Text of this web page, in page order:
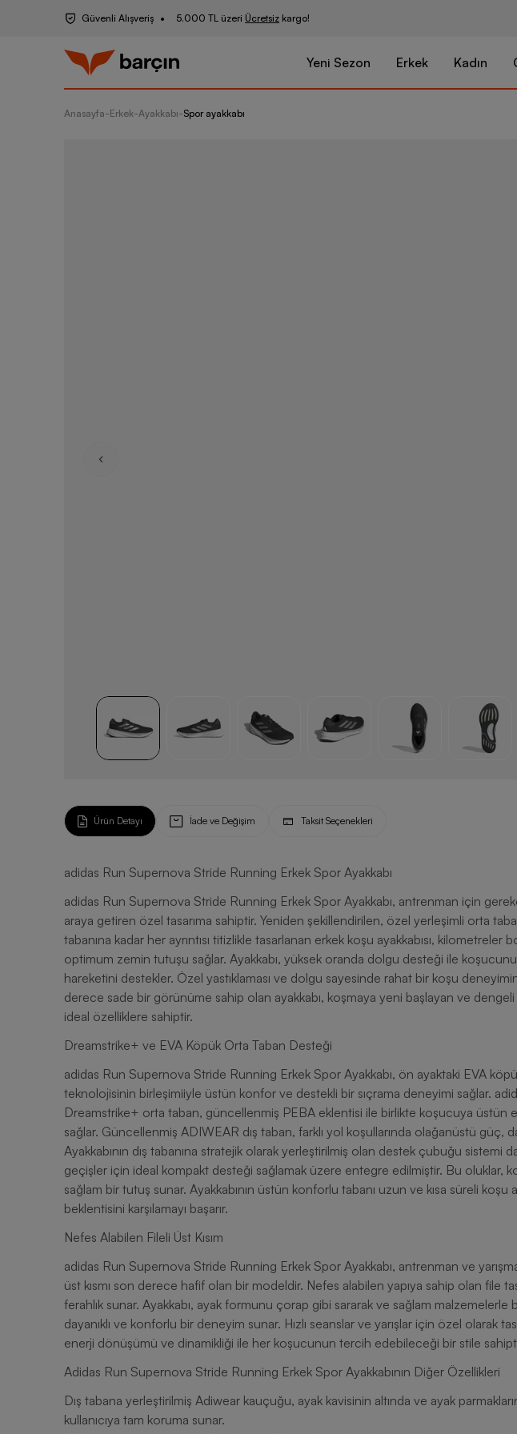
Güvenli Alışveriş 5.000 TL üzeri Ücretsiz kargo!
Yeni Sezon Erkek Kadın
Anasayfa-Erkek-Ayakkabı-Spor ayakkabı
Ürün Detayı İade ve Değişim Taksit Seçenekleri
adidas Run Supernova Stride Running Erkek Spor Ayakkabı
adidas Run Supernova Stride Running Erkek Spor Ayakkabı, antrenman için
araya getiren özel tasarıma sahiptir. Yeniden şekillendirilen, özel yerleşimli orta
tabanına kadar her ayrıntısı titizlikle tasarlanan erkek koşu ayakkabısı,
optimum zemin tutuşu sağlar. Ayakkabı, yüksek oranda dolgu desteği ile
hareketini destekler. Özel yastıklaması ve dolgu sayesinde rahat bir koşu
derece sade bir görünüme sahip olan ayakkabı, koşmaya yeni başlayan ve
ideal özelliklere sahiptir.
Dreamstrike+ ve EVA Köpük Orta Taban Desteği
adidas Run Supernova Stride Running Erkek Spor Ayakkabı, ön ayaktaki EVA
teknolojisinin birleşimiiyle üstün konfor ve destekli bir sıçrama deneyimi sağlar.
Dreamstrike+ orta taban, güncellenmiş PEBA eklentisi ile birlikte koşucuya üstün
sağlar. Güncellenmiş ADIWEAR dış taban, farklı yol koşullarında olağanüstü güç,
Ayakkabının dış tabanına stratejik olarak yerleştirilmiş olan destek çubuğu sistemi
geçişler için ideal kompakt desteği sağlamak üzere entegre edilmiştir. Bu oluklar,
sağlam bir tutuş sunar. Ayakkabının üstün konforlu tabanı uzun ve kısa süreli koşu
beklentisini karşılamayı başarır.
Nefes Alabilen Fileli Üst Kısım
adidas Run Supernova Stride Running Erkek Spor Ayakkabı, antrenman ve
üst kısmı son derece hafif olan bir modeldir. Nefes alabilen yapıya sahip olan file
ferahlık sunar. Ayakkabı, ayak formunu çorap gibi sararak ve sağlam
dayanıklı ve konforlu bir deneyim sunar. Hızlı seanslar ve yarışlar için özel olarak
enerji dönüşümü ve dinamikliği ile her koşucunun tercih edebileceği bir stile
Adidas Run Supernova Stride Running Erkek Spor Ayakkabının Diğer Özellikleri
Dış tabana yerleştirilmiş Adiwear kauçuğu, ayak kavisinin altında ve ayak
kullanıcıya tam koruma sunar.